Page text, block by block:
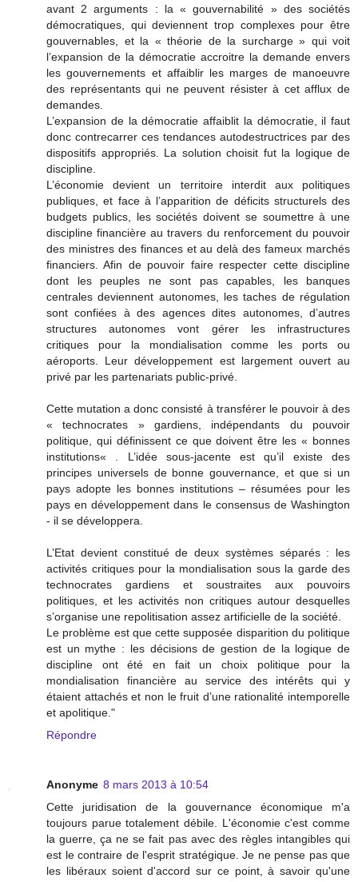
avant 2 arguments : la « gouvernabilité » des sociétés
démocratiques, qui deviennent trop complexes pour être
gouvernables, et la « théorie de la surcharge » qui voit
l’expansion de la démocratie accroitre la demande envers
les gouvernements et affaiblir les marges de manoeuvre
des représentants qui ne peuvent résister à cet afflux de
demandes.
L’expansion de la démocratie affaiblit la démocratie, il faut
donc contrecarrer ces tendances autodestructrices par des
dispositifs appropriés. La solution choisit fut la logique de
discipline.
L’économie devient un territoire interdit aux politiques
publiques, et face à l’apparition de déficits structurels des
budgets publics, les sociétés doivent se soumettre à une
discipline financière au travers du renforcement du pouvoir
des ministres des finances et au delà des fameux marchés
financiers. Afin de pouvoir faire respecter cette discipline
dont les peuples ne sont pas capables, les banques
centrales deviennent autonomes, les taches de régulation
sont confiées à des agences dites autonomes, d’autres
structures autonomes vont gérer les infrastructures
critiques pour la mondialisation comme les ports ou
aéroports. Leur développement est largement ouvert au
privé par les partenariats public-privé.
Cette mutation a donc consisté à transférer le pouvoir à des
« technocrates » gardiens, indépendants du pouvoir
politique, qui définissent ce que doivent être les « bonnes
institutions« . L’idée sous-jacente est qu’il existe des
principes universels de bonne gouvernance, et que si un
pays adopte les bonnes institutions – résumées pour les
pays en développement dans le consensus de Washington
- il se développera.
L’Etat devient constitué de deux systèmes séparés : les
activités critiques pour la mondialisation sous la garde des
technocrates gardiens et soustraites aux pouvoirs
politiques, et les activités non critiques autour desquelles
s’organise une repolitisation assez artificielle de la société.
Le problème est que cette supposée disparition du politique
est un mythe : les décisions de gestion de la logique de
discipline ont été en fait un choix politique pour la
mondialisation financière au service des intérêts qui y
étaient attachés et non le fruit d’une rationalité intemporelle
et apolitique."
Répondre
Anonyme 8 mars 2013 à 10:54
Cette juridisation de la gouvernance économique m'a
toujours parue totalement débile. L'économie c'est comme
la guerre, ça ne se fait pas avec des règles intangibles qui
est le contraire de l'esprit stratégique. Je ne pense pas que
les libéraux soient d'accord sur ce point, à savoir qu'une